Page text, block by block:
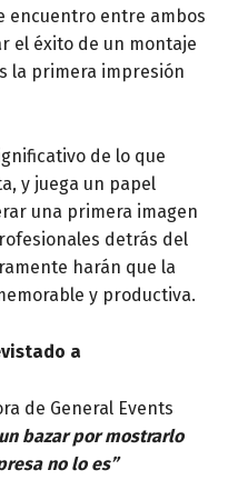
encuentro entre ambos
el éxito de un montaje
la primera impresión
de lo que
y juega un papel
una primera imagen
detrás del
harán que la
y productiva.
a
de General Events
bazar por mostrarlo
no lo es”